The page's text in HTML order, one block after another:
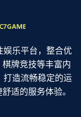
娱乐平台，整合优
牌竞技等丰富内
造流畅稳定的运
适的服务体验。